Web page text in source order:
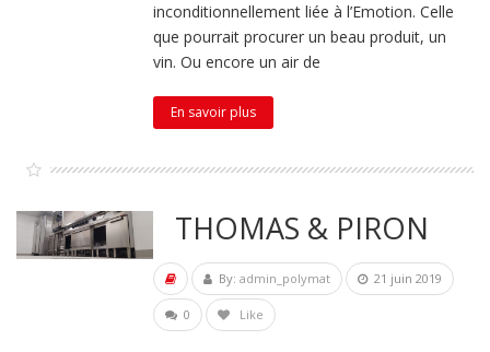
inconditionnellement liée à l’Emotion. Celle
que pourrait procurer un beau produit, un
vin. Ou encore un air de
En savoir plus
THOMAS & PIRON
By:admin_polymat 21 juin 2019
0 Like